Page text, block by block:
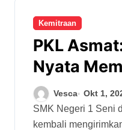
Kemitraan
PKL
Nyata
Asmat
Vesca Okt 1,
SMK Negeri 1 Seni dan Industri Kreatif Asmat
kembali